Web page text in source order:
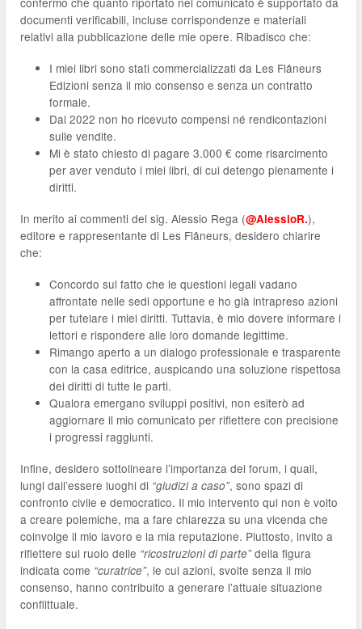
documenti verificabili, incluse corrispondenze e materiali
relativi alla pubblicazione delle mie opere. Ribadisco che:
I miei libri sono stati commercializzati da Les Flâneurs
Edizioni senza il mio consenso e senza un contratto
formale.
Dal 2022 non ho ricevuto compensi né rendicontazioni
sulle vendite.
Mi è stato chiesto di pagare 3.000 € come risarcimento
per aver venduto i miei libri, di cui detengo pienamente i
diritti.
In merito ai commenti del sig. Alessio Rega (@AlessioR.),
editore e rappresentante di Les Flâneurs, desidero chiarire
che:
Concordo sul fatto che le questioni legali vadano
affrontate nelle sedi opportune e ho già intrapreso azioni
per tutelare i miei diritti. Tuttavia, è mio dovere informare i
lettori e rispondere alle loro domande legittime.
Rimango aperto a un dialogo professionale e trasparente
con la casa editrice, auspicando una soluzione rispettosa
dei diritti di tutte le parti.
Qualora emergano sviluppi positivi, non esiterò ad
aggiornare il mio comunicato per riflettere con precisione
i progressi raggiunti.
Infine, desidero sottolineare l’importanza dei forum, i quali,
lungi dall’essere luoghi di “giudizi a caso”, sono spazi di
confronto civile e democratico. Il mio intervento qui non è volto
a creare polemiche, ma a fare chiarezza su una vicenda che
coinvolge il mio lavoro e la mia reputazione. Piuttosto, invito a
riflettere sul ruolo delle “ricostruzioni di parte”della figura
indicata come “curatrice”, le cui azioni, svolte senza il mio
consenso, hanno contribuito a generare l’attuale situazione
conflittuale.